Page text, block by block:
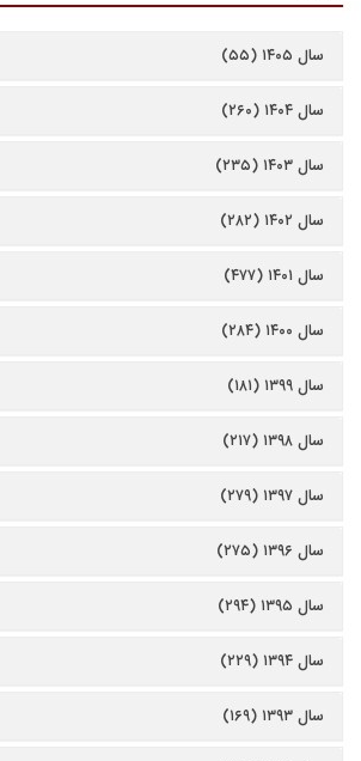
سال ۱۴۰۵ (۵۵)
سال ۱۴۰۴ (۲۶۰)
سال ۱۴۰۳ (۲۳۵)
سال ۱۴۰۲ (۲۸۲)
سال ۱۴۰۱ (۴۷۷)
سال ۱۴۰۰ (۲۸۴)
سال ۱۳۹۹ (۱۸۱)
سال ۱۳۹۸ (۲۱۷)
سال ۱۳۹۷ (۲۷۹)
سال ۱۳۹۶ (۲۷۵)
سال ۱۳۹۵ (۲۹۴)
سال ۱۳۹۴ (۲۲۹)
سال ۱۳۹۳ (۱۶۹)